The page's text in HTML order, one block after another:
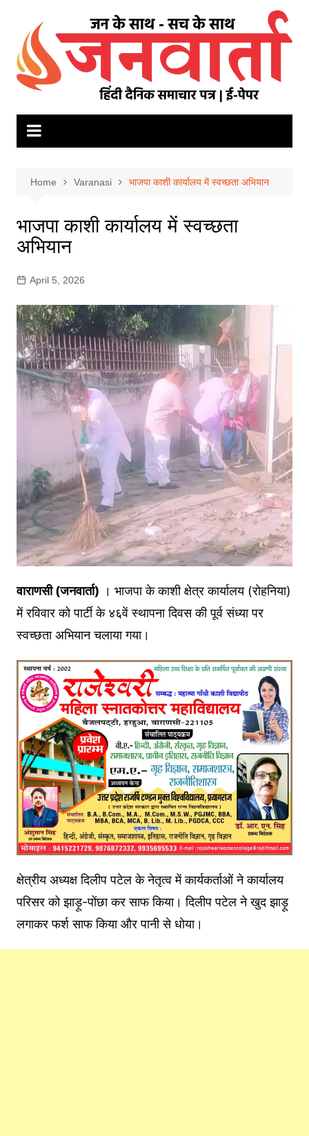
content
Home Varanasi भाजपा काशी कार्यालय में स्वच्छता अभियान
भाजपा काशी कार्यालय में स्वच्छता
अभियान
April 5, 2026
वाराणसी (जनवार्ता) । भाजपा के काशी क्षेत्र कार्यालय (रोहनिया)
में रविवार को पार्टी के ४६वें स्थापना दिवस की पूर्व संध्या पर
स्वच्छता अभियान चलाया गया।
क्षेत्रीय अध्यक्ष दिलीप पटेल के नेतृत्व में कार्यकर्ताओं ने कार्यालय
परिसर को झाड़ू-पोंछा कर साफ किया। दिलीप पटेल ने खुद झाड़ू
लगाकर फर्श साफ किया और पानी से धोया।